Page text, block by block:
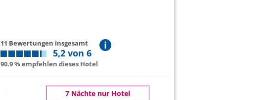
11 Bewertungen insgesamt
5,2 von 6
90.9 % empfehlen dieses Hotel
7 Nächte nur Hotel